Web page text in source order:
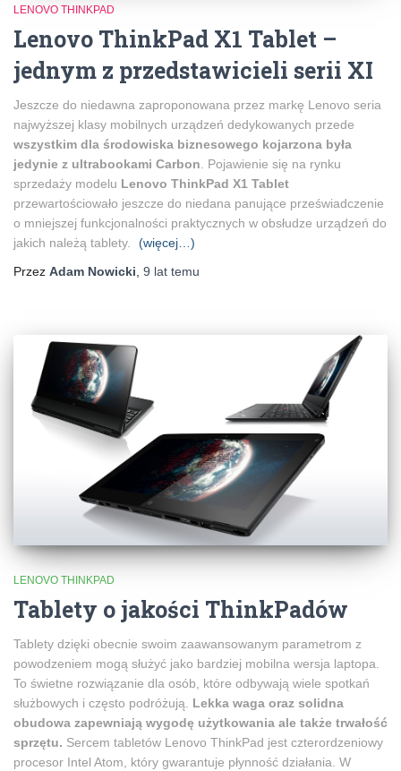
LENOVO THINKPAD
Lenovo ThinkPad X1 Tablet –
jednym z przedstawicieli serii XI
Jeszcze do niedawna zaproponowana przez markę Lenovo seria
najwyższej klasy mobilnych urządzeń dedykowanych przede
wszystkim dla środowiska biznesowego kojarzona była
jedynie z ultrabookami Carbon . Pojawienie się na rynku
sprzedaży modelu Lenovo ThinkPad X1 Tablet
przewartościowało jeszcze do niedana panujące przeświadczenie
o mniejszej funkcjonalności praktycznych w obsłudze urządzeń do
jakich należą tablety.
(więcej…)
Przez Adam Nowicki 9 lat temu
LENOVO THINKPAD
Tablety o jakości ThinkPadów
Tablety dzięki obecnie swoim zaawansowanym parametrom z
powodzeniem mogą służyć jako bardziej mobilna wersja laptopa.
To świetne rozwiązanie dla osób, które odbywają wiele spotkań
służbowych i często podróżują. Lekka waga oraz solidna
obudowa zapewniają wygodę użytkowania ale także trwałość
sprzętu. Sercem tabletów Lenovo ThinkPad jest czterordzeniowy
procesor Intel Atom, który gwarantuje płynność działania. W